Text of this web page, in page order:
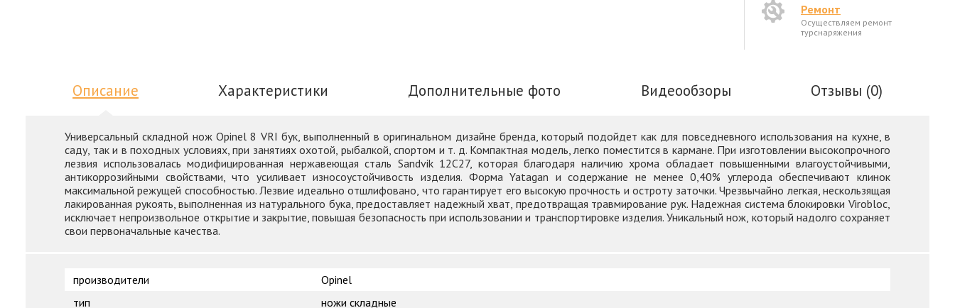
Ремонт
Осуществляем ремонт
турснаряжения
Описание Характеристики Дополнительные фото Видеообзоры Отзывы (0)
Универсальный складной нож Opinel 8 VRI бук, выполненный в оригинальном дизайне бренда, который подойдет как для повседневного использования на кухне, в
саду, так и в походных условиях, при занятиях охотой, рыбалкой, спортом и т. д. Компактная модель, легко поместится в кармане. При изготовлении высокопрочного
лезвия использовалась модифицированная нержавеющая сталь Sandvik 12C27, которая благодаря наличию хрома обладает повышенными влагоустойчивыми,
антикоррозийными свойствами, что усиливает износоустойчивость изделия. Форма Yatagan и содержание не менее 0,40% углерода обеспечивают клинок
максимальной режущей способностью. Лезвие идеально отшлифовано, что гарантирует его высокую прочность и остроту заточки. Чрезвычайно легкая, нескользящая
лакированная рукоять, выполненная из натурального бука, предоставляет надежный хват, предотвращая травмирование рук. Надежная система блокировки Virobloc,
исключает непроизвольное открытие и закрытие, повышая безопасность при использовании и транспортировке изделия. Уникальный нож, который надолго сохраняет
свои первоначальные качества.
производители
Opinel
тип
ножи складные